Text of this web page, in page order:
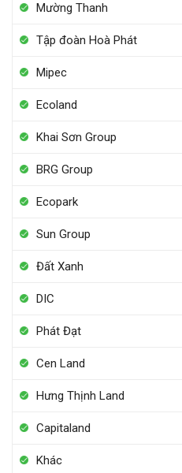
Mường Thanh
Tập đoàn Hoà Phát
Mipec
Ecoland
Khai Sơn Group
BRG Group
Ecopark
Sun Group
Đất Xanh
DIC
Phát Đạt
Cen Land
Hưng Thịnh Land
Capitaland
Khác